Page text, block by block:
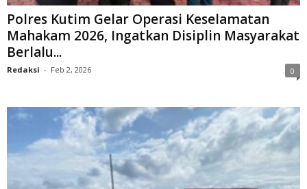
Polres Kutim Gelar Operasi Keselamatan
Mahakam 2026, Ingatkan Disiplin Masyarakat
Berlalu...
Redaksi - Feb 2, 2026 0